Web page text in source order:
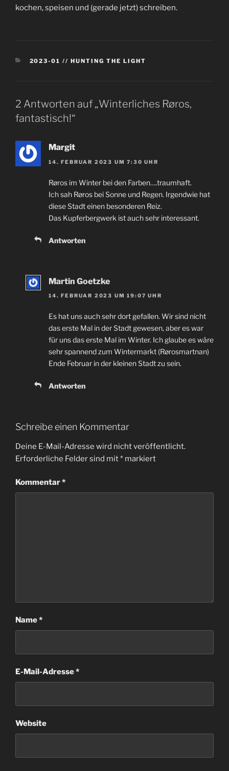
kochen, speisen und (gerade jetzt) schreiben.
KATEGORIEN
2023-01 // HUNTING THE LIGHT
2 Antworten auf „Winterliches Røros,
fantastisch!“
Margit
14. FEBRUAR 2023 UM 7:30 UHR
Røros im Winter bei den Farben….traumhaft.
Ich sah Røros bei Sonne und Regen. Irgendwie hat
diese Stadt einen besonderen Reiz.
Das Kupferbergwerk ist auch sehr interessant.
Antworten
Martin Goetzke
14. FEBRUAR 2023 UM 19:07 UHR
Es hat uns auch sehr dort gefallen. Wir sind nicht
das erste Mal in der Stadt gewesen, aber es war
für uns das erste Mal im Winter. Ich glaube es wäre
sehr spannend zum Wintermarkt (Rørosmartnan)
Ende Februar in der kleinen Stadt zu sein.
Antworten
Schreibe einen Kommentar
Deine E-Mail-Adresse wird nicht veröffentlicht.
Erforderliche Felder sind mit* markiert
Kommentar*
Name*
E-Mail-Adresse*
Website